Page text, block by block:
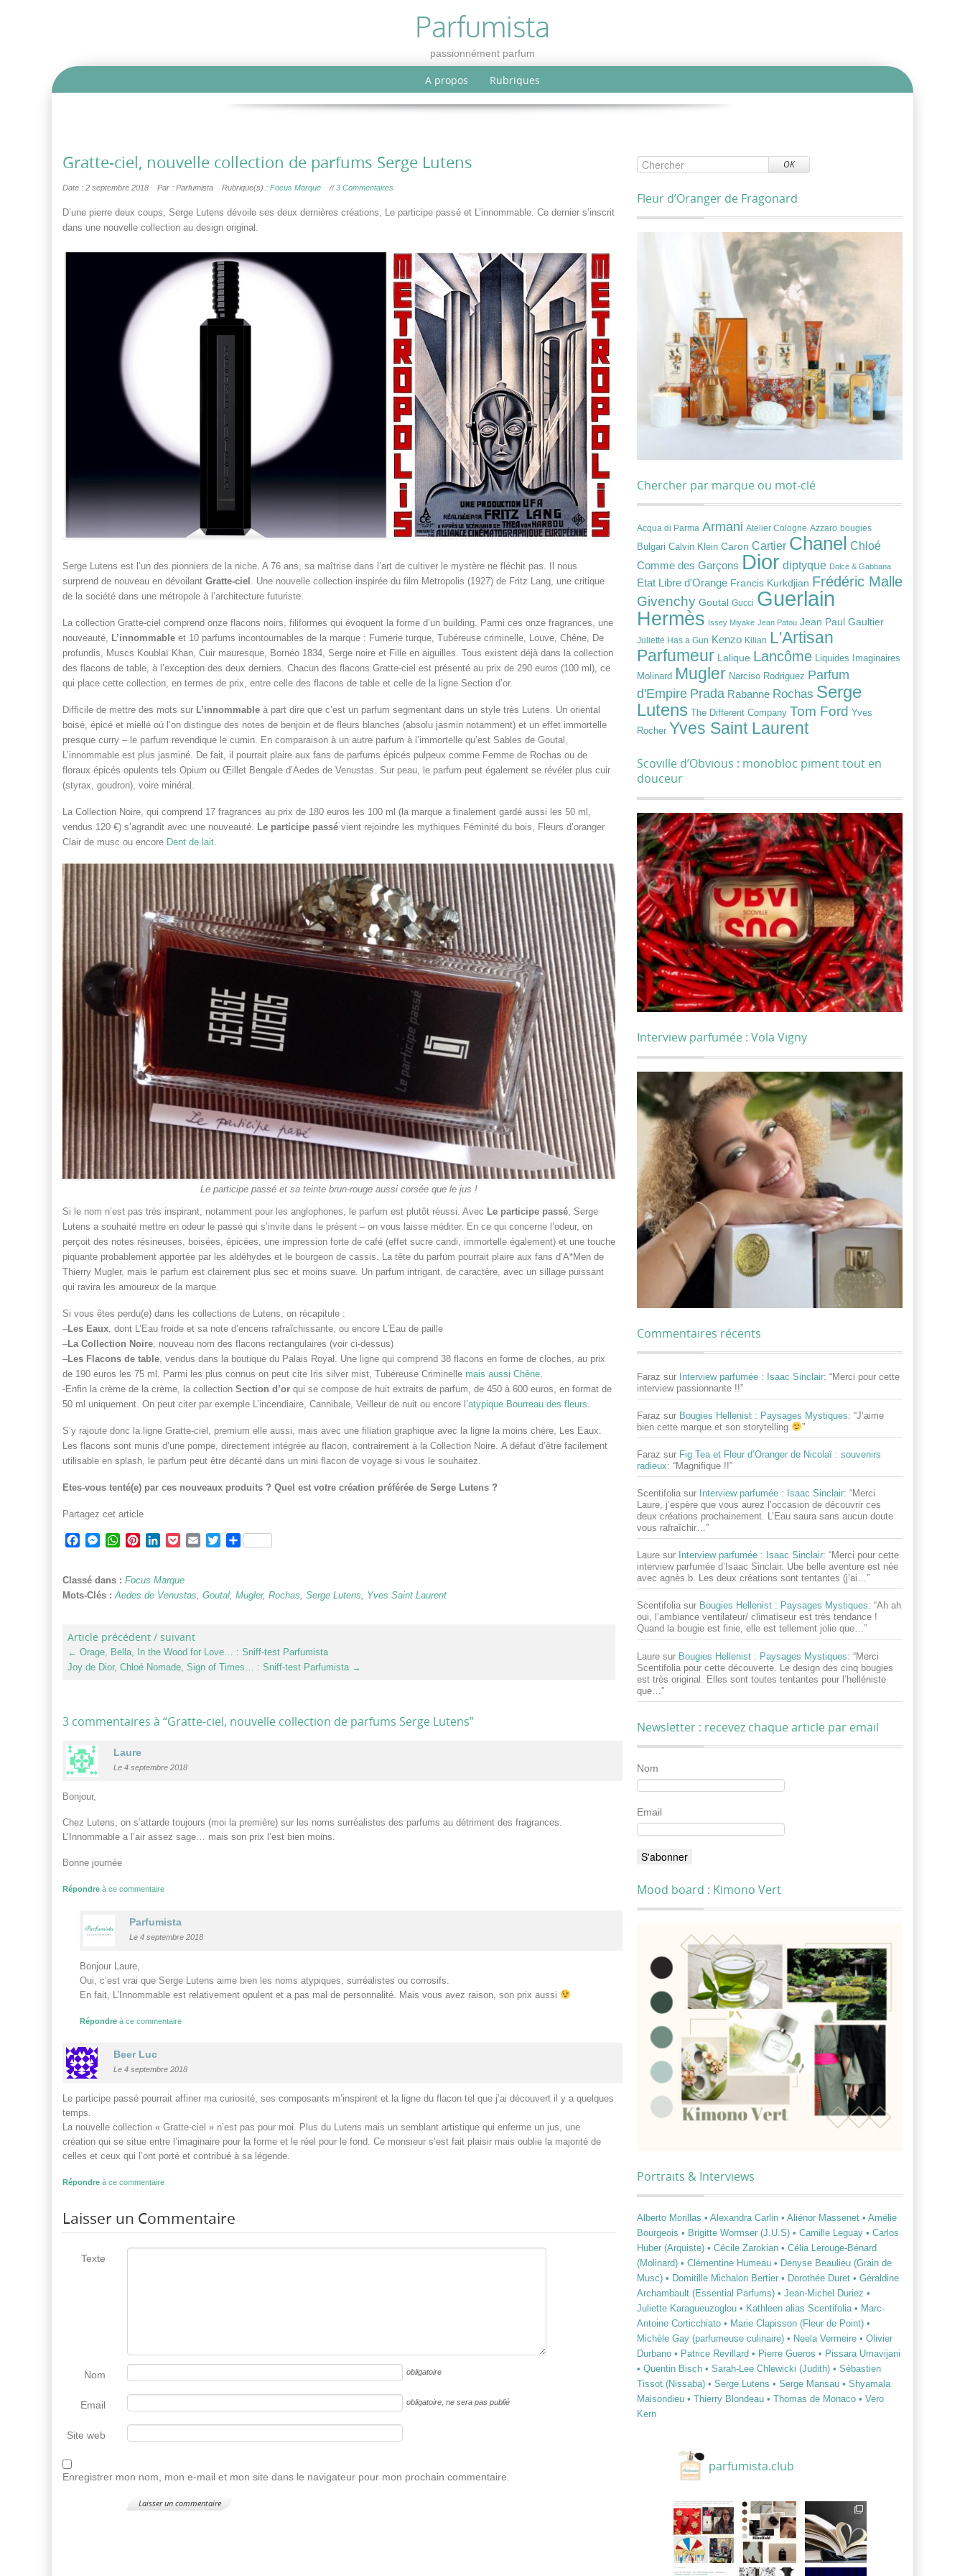
Parfumista
passionnément parfum
A propos Rubriques
Gratte-ciel, nouvelle collection de parfums Serge Lutens
Date : 2 septembre 2018 Par : Parfumista Rubrique(s) : Focus Marque //3 Commentaires
D’une pierre deux coups, Serge Lutens dévoile ses deux dernières créations, Le participe passé et L’innommable. Ce dernier s’inscrit
dans une nouvelle collection au design original.
Serge Lutens est l’un des pionniers de la niche. A 76 ans, sa maîtrise dans l’art de cultiver le mystère ne fléchit pas. Il nous
surprend de nouveau en dévoilant Gratte-ciel . Une nouvelle collection inspirée du film Metropolis (1927) de Fritz Lang, une critique
de la société dans une métropole à l’architecture futuriste.
La collection Gratte-ciel comprend onze flacons noirs, filiformes qui évoquent la forme d’un building. Parmi ces onze fragrances, une
nouveauté, L’innommable et 10 parfums incontournables de la marque : Fumerie turque, Tubéreuse criminelle, Louve, Chêne, De
profundis, Muscs Koublaï Khan, Cuir mauresque, Bornéo 1834, Serge noire et Fille en aiguilles. Tous existent déjà dans la collection
des flacons de table, à l’exception des deux derniers. Chacun des flacons Gratte-ciel est présenté au prix de 290 euros (100 ml), ce
qui place cette collection, en termes de prix, entre celle des flacons de table et celle de la ligne Section d’or.
Difficile de mettre des mots sur L’innommable à part dire que c’est un parfum segmentant dans un style très Lutens. Un oriental
boisé, épicé et miellé où l’on distingue des notes de benjoin et de fleurs blanches (absolu jasmin notamment) et un effet immortelle
presque curry – le parfum revendique le cumin. En comparaison à un autre parfum à l’immortelle qu’est Sables de Goutal,
L’innommable est plus jasminé. De fait, il pourrait plaire aux fans de parfums épicés pulpeux comme Femme de Rochas ou de
floraux épicés opulents tels Opium ou Œillet Bengale d’Aedes de Venustas. Sur peau, le parfum peut également se révéler plus cuir
(styrax, goudron), voire minéral.
La Collection Noire, qui comprend 17 fragrances au prix de 180 euros les 100 ml (la marque a finalement gardé aussi les 50 ml,
vendus 120 €) s’agrandit avec une nouveauté. Le participe passé vient rejoindre les mythiques Féminité du bois, Fleurs d’oranger
Clair de musc ou encore Dent de lait.
Le participe passé et sa teinte brun-rouge aussi corsée que le jus !
Si le nom n’est pas très inspirant, notamment pour les anglophones, le parfum est plutôt réussi. Avec Le participe passé , Serge
Lutens a souhaité mettre en odeur le passé qui s’invite dans le présent – on vous laisse méditer. En ce qui concerne l’odeur, on
perçoit des notes résineuses, boisées, épicées, une impression forte de café (effet sucre candi, immortelle également) et une touche
piquante probablement apportée par les aldéhydes et le bourgeon de cassis. La tête du parfum pourrait plaire aux fans d’A*Men de
Thierry Mugler, mais le parfum est clairement plus sec et moins suave. Un parfum intrigant, de caractère, avec un sillage puissant
qui ravira les amoureux de la marque.
Si vous êtes perdu(e) dans les collections de Lutens, on récapitule :
–Les Eaux , dont L’Eau froide et sa note d’encens rafraîchissante, ou encore L’Eau de paille
–La Collection Noire , nouveau nom des flacons rectangulaires (voir ci-dessus)
–Les Flacons de table , vendus dans la boutique du Palais Royal. Une ligne qui comprend 38 flacons en forme de cloches, au prix
de 190 euros les 75 ml. Parmi les plus connus on peut cite Iris silver mist, Tubéreuse Criminelle mais aussi Chêne
-Enfin la crème de la crème, la collection Section d’or qui se compose de huit extraits de parfum, de 450 à 600 euros, en format de
50 ml uniquement. On peut citer par exemple L’incendiaire, Cannibale, Veilleur de nuit ou encore l’atypique Bourreau des fleurs
S’y rajoute donc la ligne Gratte-ciel, premium elle aussi, mais avec une filiation graphique avec la ligne la moins chère, Les Eaux.
Les flacons sont munis d’une pompe, directement intégrée au flacon, contrairement à la Collection Noire. A défaut d’être facilement
utilisable en splash, le parfum peut être décanté dans un mini flacon de voyage si vous le souhaitez.
Etes-vous tenté(e) par ces nouveaux produits ? Quel est votre création préférée de Serge Lutens ?
Partagez cet article
Facebook
Messenger
WhatsApp
PinterestLinkedInPocketEmailTwitterPartager
Classé dans : Focus Marque
Mots-Clés : Aedes de Venustas Goutal Mugler, Rochas Serge Lutens Yves Saint Laurent
Article précédent / suivant
← Orage, Bella, In the Wood for Love… : Sniff-test Parfumista
Joy de Dior, Chloé Nomade, Sign of Times… : Sniff-test Parfumista →
3 commentaires à “Gratte-ciel, nouvelle collection de parfums Serge Lutens”
Laure
Le 4 septembre 2018
Bonjour,
Chez Lutens, on s’attarde toujours (moi la première) sur les noms surréalistes des parfums au détriment des fragrances.
L’Innommable a l’air assez sage… mais son prix l’est bien moins.
Bonne journée
Répondre à ce commentaire
Parfumista
Le 4 septembre 2018
Bonjour Laure,
Oui, c’est vrai que Serge Lutens aime bien les noms atypiques, surréalistes ou corrosifs.
En fait, L’Innommable est relativement opulent et a pas mal de personnalité. Mais vous avez raison, son prix aussi
Répondre à ce commentaire
Beer Luc
Le 4 septembre 2018
Le participe passé pourrait affiner ma curiosité, ses composants m’inspirent et la ligne du flacon tel que j’ai découvert il y a quelques
temps.
La nouvelle collection « Gratte-ciel » n’est pas pour moi. Plus du Lutens mais un semblant artistique qui enferme un jus, une
création qui se situe entre l’imaginaire pour la forme et le réel pour le fond. Ce monsieur s’est fait plaisir mais oublie la majorité de
celles et ceux qui l’ont porté et contribué à sa légende.
Répondre à ce commentaire
Laisser un Commentaire
Texte
Nom obligatoire
Email obligatoire , ne sera pas publié
Site web
Enregistrer mon nom, mon e-mail et mon site dans le navigateur pour mon prochain commentaire.
OK
Fleur d’Oranger de Fragonard
Chercher par marque ou mot-clé
Acqua di Parma Armani Atelier Cologne Azzaro bougies
Bulgari Calvin Klein Caron Cartier Chanel Chloé
Comme des Garçons Dior diptyque Dolce & Gabbana
Etat Libre d'Orange Francis Kurkdjian Frédéric Malle
Givenchy Goutal Gucci Guerlain
Hermès Issey Miyake Jean Patou Jean Paul Gaultier
Juliette Has a Gun Kenzo Kilian L'Artisan
Parfumeur Lalique Lancôme Liquides Imaginaires
Molinard Mugler Narciso Rodriguez Parfum
d'Empire Prada Rabanne Rochas Serge
Lutens
The Different Company Tom Ford Yves
Rocher Yves Saint Laurent
Scoville d’Obvious : monobloc piment tout en
douceur
Interview parfumée : Vola Vigny
Commentaires récents
Faraz sur Interview parfumée : Isaac Sinclair: “Merci pour cette
interview passionnante !!”
Faraz sur Bougies Hellenist : Paysages Mystiques: “J’aime
bien cette marque et son storytelling
”
Faraz sur Fig Tea et Fleur d’Oranger de Nicolaï : souvenirs
radieux: “Magnifique !!”
Scentifolia sur Interview parfumée : Isaac Sinclair: “Merci
Laure, j’espère que vous aurez l’occasion de découvrir ces
deux créations prochainement. L’Eau saura sans aucun doute
vous rafraîchir…”
Laure sur Interview parfumée : Isaac Sinclair: “Merci pour cette
interview parfumée d’Isaac Sinclair. Ube belle aventure est née
avec agnès.b. Les deux créations sont tentantes (j’ai…”
Scentifolia sur Bougies Hellenist : Paysages Mystiques: “Ah ah
oui, l’ambiance ventilateur/ climatiseur est très tendance !
Quand la bougie est finie, elle est tellement jolie que…”
Laure sur Bougies Hellenist : Paysages Mystiques: “Merci
Scentifolia pour cette découverte. Le design des cinq bougies
est très original. Elles sont toutes tentantes pour l’helléniste
que… ”
Newsletter : recevez chaque article par email
Nom
Email
Mood board : Kimono Vert
Portraits & Interviews
Alberto Morillas • Alexandra Carlin • Aliénor Massenet • Amélie
Bourgeois • Brigitte Wormser (J.U.S) • Camille Leguay • Carlos
Huber (Arquiste) • Cécile Zarokian • Célia Lerouge-Bénard
(Molinard) • Clémentine Humeau • Denyse Beaulieu (Grain de
Musc) • Domitille Michalon Bertier • Dorothée Duret • Géraldine
Archambault (Essential Parfums) • Jean-Michel Duriez •
Juliette Karagueuzoglou • Kathleen alias Scentifolia • Marc-
Antoine Corticchiato • Marie Clapisson (Fleur de Point) •
Michèle Gay (parfumeuse culinaire) • Neela Vermeire • Olivier
Durbano • Patrice Revillard • Pierre Gueros • Pissara Umavijani
• Quentin Bisch • Sarah-Lee Chlewicki (Judith) • Sébastien
Tissot (Nissaba) • Serge Lutens • Serge Mansau • Shyamala
Maisondieu • Thierry Blondeau • Thomas de Monaco • Vero
Kern
parfumista.club